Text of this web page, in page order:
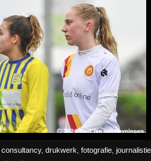
consultancy, drukwerk fotografie